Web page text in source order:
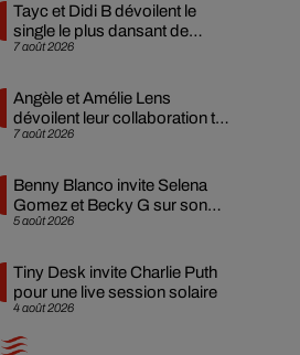
7 août 2026
Tayc et Didi B dévoilent le
single le plus dansant de
l’année
7 août 2026
Angèle et Amélie Lens
dévoilent leur collaboration tant
attendue
5 août 2026
Benny Blanco invite Selena
Gomez et Becky G sur son
nouveau single
4 août 2026
Tiny Desk invite Charlie Puth
pour une live session solaire